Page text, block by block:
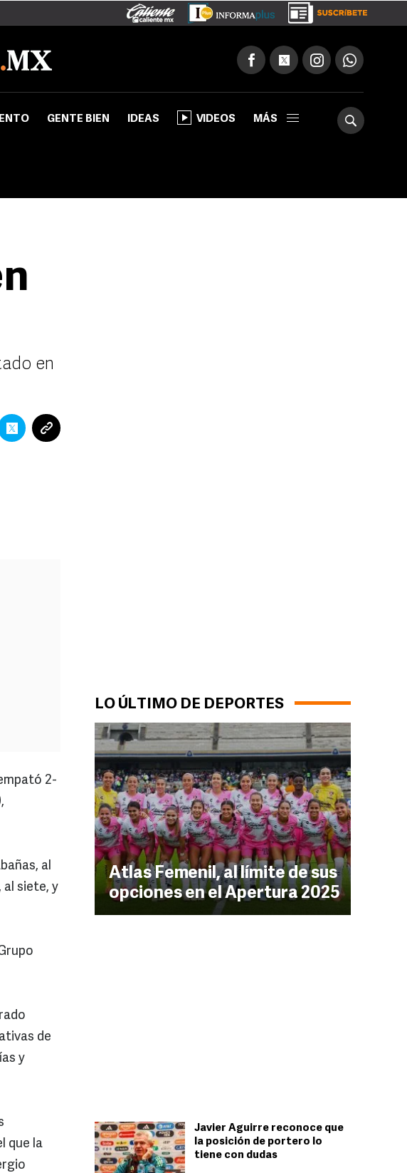
GENTE BIEN IDEAS VIDEOS MÁS
LO ÚLTIMO DE DEPORTES
Atlas Femenil, al límite de sus
opciones en el Apertura 2025
Javier Aguirre reconoce que
la posición de portero lo
tiene con dudas
en
2-
al
al siete, y
de
y
que la